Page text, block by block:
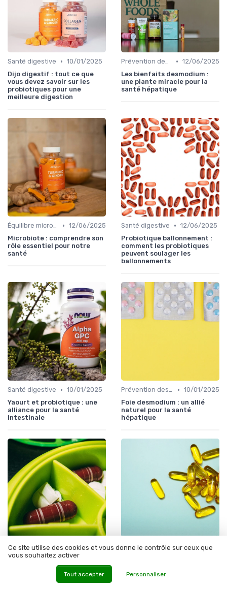
Santé digestive • 10/01/2025
Dijo digestif : tout ce que
vous devez savoir sur les
probiotiques pour une
meilleure digestion
Prévention des maladies • 12/06/2025
Les bienfaits desmodium :
une plante miracle pour la
santé hépatique
Équilibre microbien • 12/06/2025
Microbiote : comprendre son
rôle essentiel pour notre
santé
Santé digestive • 12/06/2025
Probiotique ballonnement :
comment les probiotiques
peuvent soulager les
ballonnements
Santé digestive • 10/01/2025
Yaourt et probiotique : une
alliance pour la santé
intestinale
Prévention des maladies • 10/01/2025
Foie desmodium : un allié
naturel pour la santé
hépatique
Prévention des maladies •
10/04/2025
Desmodium témoignage : les
bienfaits d'une plante
médicinale pour le foie
Prévention des maladies • 10/01/2025
Ce site utilise des cookies et vous donne le contrôle sur ceux que
vous souhaitez activer
Tout accepter Personnaliser